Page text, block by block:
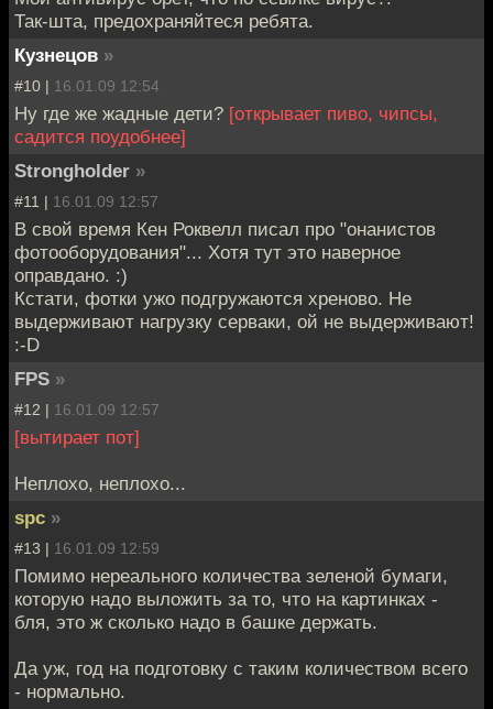
Так-шта, предохраняйтеся ребята.
Кузнецов »
#10 | 16.01.09 12:54
Ну где же жадные дети? [открывает пиво, чипсы,
садится поудобнее]
Strongholder »
#11 | 16.01.09 12:57
В свой время Кен Роквелл писал про "онанистов
фотооборудования"... Хотя тут это наверное
оправдано. :)
Кстати, фотки ужо подгружаются хреново. Не
выдерживают нагрузку серваки, ой не выдерживают!
:-D
FPS »
#12 | 16.01.09 12:57
[вытирает пот]
Неплохо, неплохо...
spc »
#13 | 16.01.09 12:59
Помимо нереального количества зеленой бумаги,
которую надо выложить за то, что на картинках -
бля, это ж сколько надо в башке держать.
Да уж, год на подготовку с таким количеством всего
- нормально.